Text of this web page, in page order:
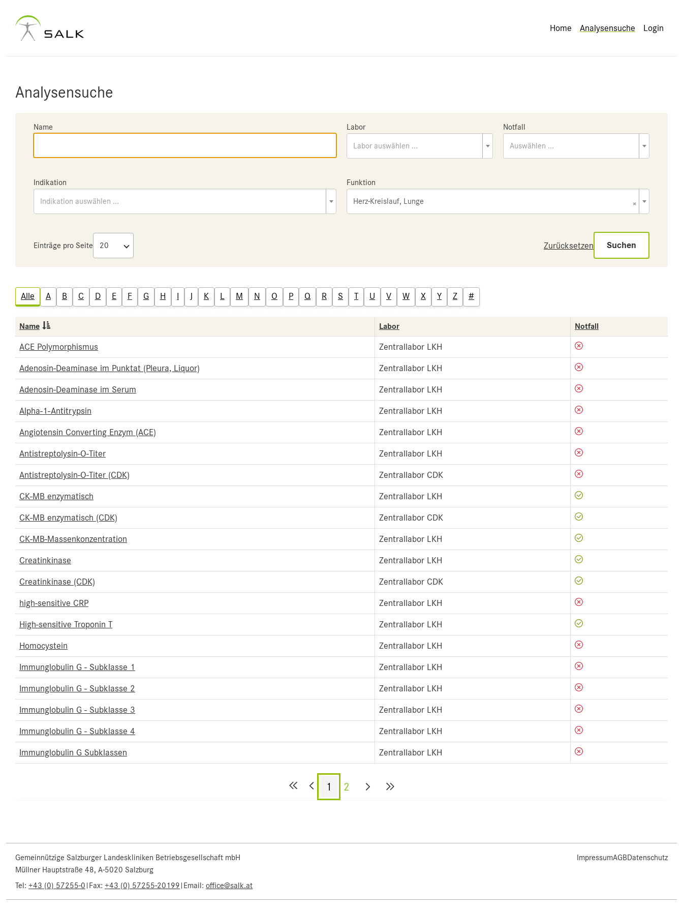
Home Analysensuche Login
Analysensuche
Name Labor
Labor auswählen ...
Notfall
Auswählen ...
Indikation
Indikation auswählen ...
Funktion
×
Herz-Kreislauf, Lunge
Einträge pro Seite Zurücksetzen Suchen
Alle A B C D E F G H I J K L M N O P Q R S T U V W X Y Z #
Name Labor Notfall
ACE Polymorphismus Zentrallabor LKH
Adenosin-Deaminase im Punktat (Pleura, Liquor) Zentrallabor LKH
Adenosin-Deaminase im Serum Zentrallabor LKH
Alpha-1-Antitrypsin Zentrallabor LKH
Angiotensin Converting Enzym (ACE) Zentrallabor LKH
Antistreptolysin-O-Titer Zentrallabor LKH
Antistreptolysin-O-Titer (CDK) Zentrallabor CDK
CK-MB enzymatisch Zentrallabor LKH
CK-MB enzymatisch (CDK) Zentrallabor CDK
CK-MB-Massenkonzentration Zentrallabor LKH
Creatinkinase Zentrallabor LKH
Creatinkinase (CDK) Zentrallabor CDK
high-sensitive CRP Zentrallabor LKH
High-sensitive Troponin T Zentrallabor LKH
Homocystein Zentrallabor LKH
Immunglobulin G - Subklasse 1 Zentrallabor LKH
Immunglobulin G - Subklasse 2 Zentrallabor LKH
Immunglobulin G - Subklasse 3 Zentrallabor LKH
Immunglobulin G - Subklasse 4 Zentrallabor LKH
Immunglobulin G Subklassen Zentrallabor LKH
1 2
Gemeinnützige Salzburger Landeskliniken Betriebsgesellschaft mbH
Müllner Hauptstraße 48, A-5020 Salzburg
Tel: +43 (0) 57255-0 | Fax: +43 (0) 57255-20199 | Email: office@salk.at
ImpressumAGBDatenschutz